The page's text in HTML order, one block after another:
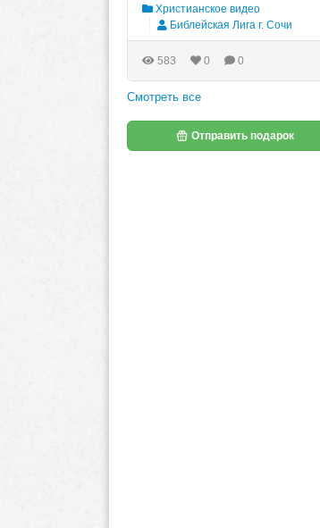
Христианское видео
Библейская Лига г. Сочи
583 0 0
Смотреть все
Отправить подарок